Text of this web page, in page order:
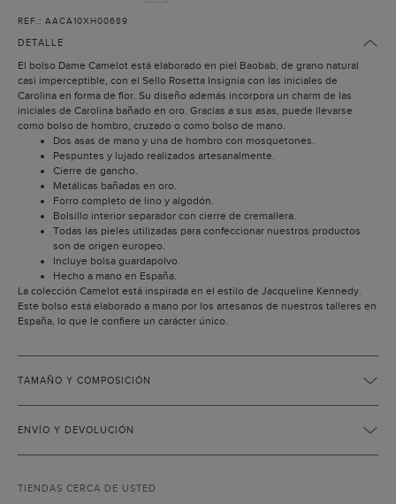
REF.: AACA10XH00689
DETALLE
El bolso Dame Camelot está elaborado en piel Baobab, de grano natural
casi imperceptible, con el Sello Rosetta Insignia con las iniciales de
Carolina en forma de flor. Su diseño además incorpora un charm de las
iniciales de Carolina bañado en oro. Gracias a sus asas, puede llevarse
como bolso de hombro, cruzado o como bolso de mano.
Dos asas de mano y una de hombro con mosquetones.
Pespuntes y lujado realizados artesanalmente.
Cierre de gancho.
Metálicas bañadas en oro.
Forro completo de lino y algodón.
Bolsillo interior separador con cierre de cremallera.
Todas las pieles utilizadas para confeccionar nuestros productos
son de origen europeo.
Incluye bolsa guardapolvo.
Hecho a mano en España.
La colección Camelot está inspirada en el estilo de Jacqueline Kennedy.
Este bolso está elaborado a mano por los artesanos de nuestros talleres en
España, lo que le confiere un carácter único.
TAMAÑO Y COMPOSICIÓN
ENVÍO Y DEVOLUCIÓN
TIENDAS CERCA DE USTED